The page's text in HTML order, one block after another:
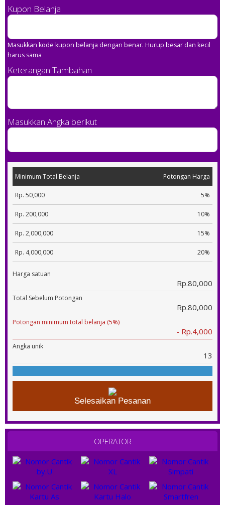
OPERATOR
Kupon Belanja
Masukkan kode kupon belanja dengan benar. Hurup besar dan kecil
harus sama
Keterangan Tambahan
Masukkan Angka berikut
Minimum Total Belanja Potongan Harga
Rp. 50,000 5%
Rp. 200,000 10%
Rp. 2,000,000 15%
Rp. 4,000,000 20%
Harga satuan
Rp.80,000
Total Sebelum Potongan
Rp.80,000
Potongan minimum total belanja (5%)
- Rp.4,000
Angka unik
13
Selesaikan Pesanan